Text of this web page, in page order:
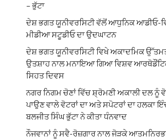
– ਭੁੱਟਾ
ਦੇਸ਼ ਭਗਤ ਯੂਨੀਵਰਸਿਟੀ ਵੱਲੋਂ ਆਧੁਨਿਕ ਆਡੀਓ-
ਮੀਡੀਆ ਸਟੂਡੀਓ ਦਾ ਉਦਘਾਟਨ
ਦੇਸ਼ ਭਗਤ ਯੂਨੀਵਰਸਿਟੀ ਵਿਖੇ ਅਕਾਦਮਿਕ
ਉਤਸ਼ਾਹ ਨਾਲ ਮਨਾਇਆ ਗਿਆ ਵਿਸ਼ਵ
ਸਿਹਤ ਦਿਵਸ
ਨਗਰ ਨਿਗਮ ਚੋਣਾਂ ਵਿੱਚ ਸ਼੍ਰੋਮਣੀ ਅਕਾਲੀ ਦਲ ਨੂੰ
ਪਾਉਣ ਵਾਲੇ ਵੋਟਰਾਂ ਦਾ ਅਤੇ ਸਪੋਟਰਾਂ ਦਾ ਹਲਕਾ
ਬਲਜੀਤ ਸਿੰਘ ਭੁੱਟਾ ਨੇ ਕੀਤਾ ਧੰਨਵਾਦ
ਨੌਜਵਾਨਾਂ ਨੂੰ ਸਵੈ-ਰੋਜ਼ਗਾਰ ਨਾਲ ਜੋੜਕੇ